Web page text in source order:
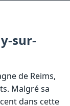
sur-
de Reims,
Malgré sa
dans cette